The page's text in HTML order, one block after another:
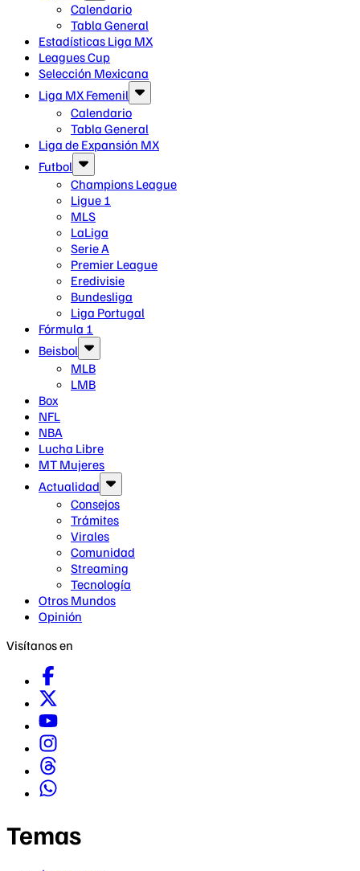
Calendario
Tabla General
Estadísticas Liga MX
Leagues Cup
Selección Mexicana
Liga MX Femenil
Calendario
Tabla General
Liga de Expansión MX
Futbol
Champions League
Ligue 1
MLS
LaLiga
Serie A
Premier League
Eredivisie
Bundesliga
Liga Portugal
Fórmula 1
Beisbol
MLB
LMB
Box
NFL
NBA
Lucha Libre
MT Mujeres
Actualidad
Consejos
Trámites
Virales
Comunidad
Streaming
Tecnología
Otros Mundos
Opinión
Visítanos en
Temas